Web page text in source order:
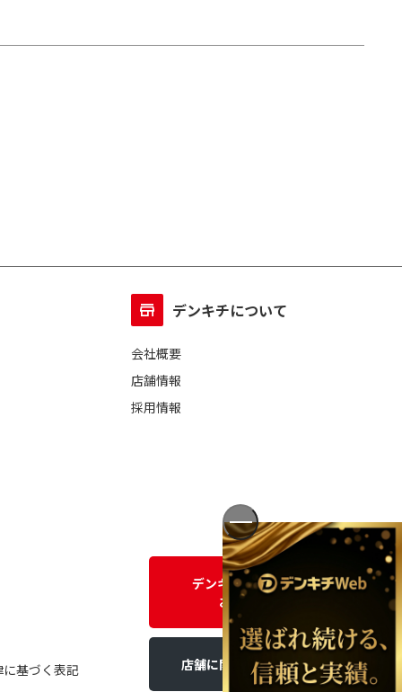
デンキチについて
会社概要
店舗情報
採用情報
基づく表記
デンキチWEBに関する
お問い合わせ
店舗に関するお問い合わせ